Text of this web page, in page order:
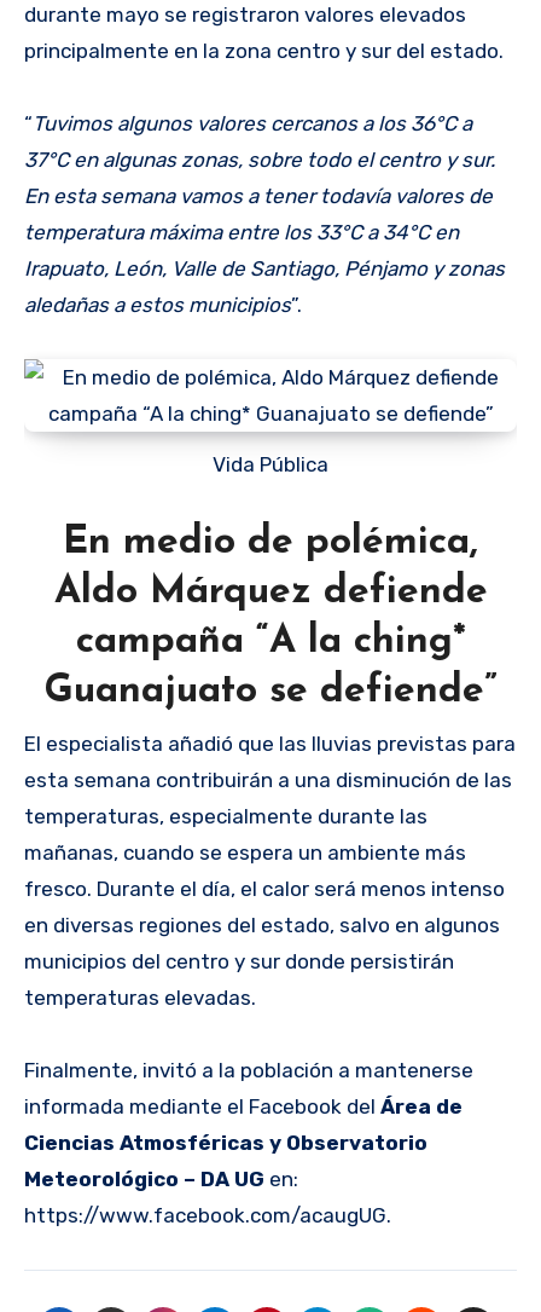
durante mayo se registraron valores elevados
principalmente en la zona centro y sur del estado.
“ Tuvimos algunos valores cercanos a los 36°C a
37°C en algunas zonas, sobre todo el centro y sur.
En esta semana vamos a tener todavía valores de
temperatura máxima entre los 33°C a 34°C en
Irapuato, León, Valle de Santiago, Pénjamo y zonas
aledañas a estos municipios”.
Vida Pública
En medio de polémica,
Aldo Márquez defiende
campaña “A la ching*
Guanajuato se defiende”
El especialista añadió que las lluvias previstas para
esta semana contribuirán a una disminución de las
temperaturas, especialmente durante las
mañanas, cuando se espera un ambiente más
fresco. Durante el día, el calor será menos intenso
en diversas regiones del estado, salvo en algunos
municipios del centro y sur donde persistirán
temperaturas elevadas.
Finalmente, invitó a la población a mantenerse
informada mediante el Facebook del Área de
Ciencias Atmosféricas y Observatorio
Meteorológico – DA UG en:
https://www.facebook.com/acaugUG.